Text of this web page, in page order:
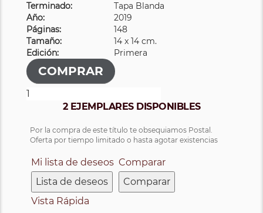
Terminado:
Tapa Blanda
Año:
2019
Páginas:
148
Tamaño:
14 x 14 cm.
Edición:
Primera
2 EJEMPLARES DISPONIBLES
Por la compra de este título te obsequiamos Postal.
Oferta por tiempo limitado o hasta agotar existencias
Mi lista de deseos
Lista de deseos
Comparar
Comparar
Vista Rápida